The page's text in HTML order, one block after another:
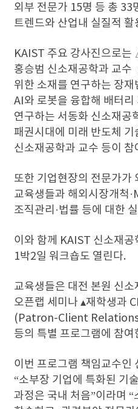
외부 전문가 15명 등 총 33
트렌드와 산업내 실질적
KAIST 주요 강사진으로는
홍승범 신소재공학과 교
위한 소재를 연구하는 장
AI와 로봇을 융합해 배터리
연구하는 서동화 신소재공
패권시대에 미래 반도체
신소재공학과 교수 등이 참
또한 기업현장의 전문가가
교육생들과 해외시장개척
조직관리·법률 등에 대한
이와 함께 KAIST 신소재
1박2일 워크숍도 열린다.
교육생들은 대전 본원 신
오픈랩 세미나 ▴재학생과
(Patron-Client
등의 특별 프로그램에 참여
이번 프로그램 책임교수인
“소부장 기업에 특화된 기
과정은 국내 처음”이라며